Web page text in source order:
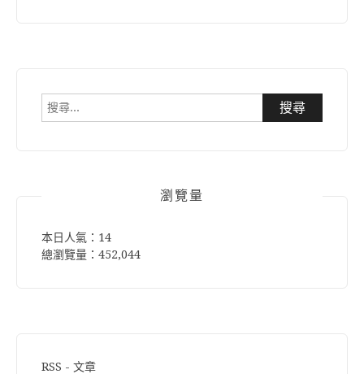
搜
瀏覽量
本日人氣：14
總瀏覽量：452,044
RSS - 文章